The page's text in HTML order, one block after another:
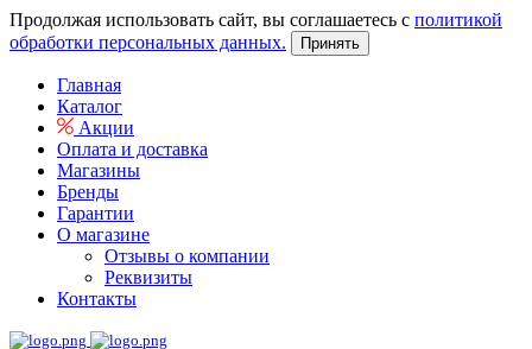
Продолжая использовать сайт, вы соглашаетесь с политикой
обработки персональных данных.
Принять
Главная
Каталог
Акции
Оплата и доставка
Магазины
Бренды
Гарантии
О магазине
Отзывы о компании
Реквизиты
Контакты